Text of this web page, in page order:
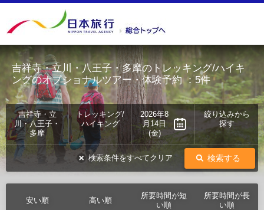
吉祥寺・立川・八王子・多摩のトレッキング/ハイキ
ングのオプショナルツアー・体験予約：5件
吉祥寺・立
川・八王子・
多摩
トレッキング/
ハイキング
2026年8
月14日
(金)
絞り込みから
探す
検索する
検索条件をすべてクリア
安い順 高い順
所要時間が短
い順
所要時間が長
い順